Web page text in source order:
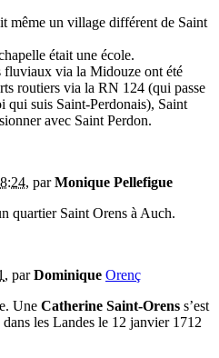
même un village différent de Saint
était une école.
fluviaux via la Midouze ont été
routiers via la RN 124 (qui passe
qui suis Saint-Perdonais), Saint
avec Saint Perdon.
, parMonique Pellefigue
quartier Saint Orens à Auch.
, parDominique Orenç
Une Catherine Saint-Orens s’est
les Landes le 12 janvier 1712